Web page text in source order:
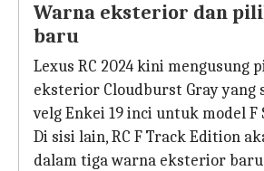
Warna eksterior dan
baru
Lexus RC 2024 kini mengusung
eksterior Cloudburst Gray yang
velg Enkei 19 inci untuk model F
Di sisi lain, RC F Track Edition
dalam tiga warna eksterior